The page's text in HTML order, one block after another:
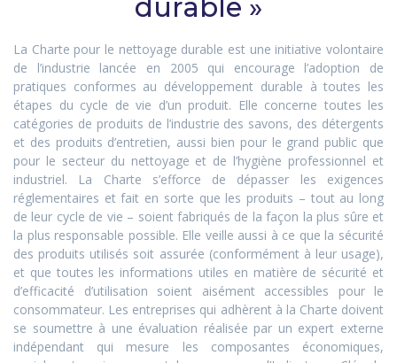
durable »
La Charte pour le nettoyage durable est une initiative volontaire
de l’industrie lancée en 2005 qui encourage l’adoption de
pratiques conformes au développement durable à toutes les
étapes du cycle de vie d’un produit. Elle concerne toutes les
catégories de produits de l’industrie des savons, des détergents
et des produits d’entretien, aussi bien pour le grand public que
pour le secteur du nettoyage et de l’hygiène professionnel et
industriel. La Charte s’efforce de dépasser les exigences
réglementaires et fait en sorte que les produits – tout au long
de leur cycle de vie – soient fabriqués de la façon la plus sûre et
la plus responsable possible. Elle veille aussi à ce que la sécurité
des produits utilisés soit assurée (conformément à leur usage),
et que toutes les informations utiles en matière de sécurité et
d’efficacité d’utilisation soient aisément accessibles pour le
consommateur. Les entreprises qui adhèrent à la Charte doivent
se soumettre à une évaluation réalisée par un expert externe
indépendant qui mesure les composantes économiques,